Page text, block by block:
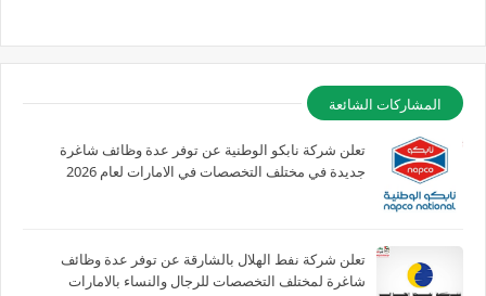
المشاركات الشائعة
تعلن شركة نابكو الوطنية عن توفر عدة وظائف شاغرة
جديدة في مختلف التخصصات في الامارات لعام 2026
تعلن شركة نفط الهلال بالشارقة عن توفر عدة وظائف
شاغرة لمختلف التخصصات للرجال والنساء بالامارات